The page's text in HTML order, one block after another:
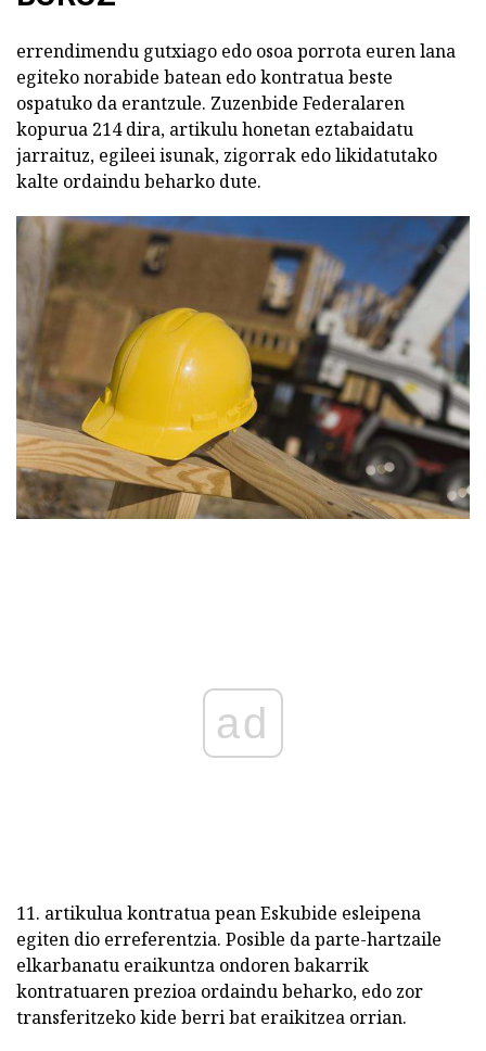
errendimendu gutxiago edo osoa porrota euren lana
egiteko norabide batean edo kontratua beste
ospatuko da erantzule. Zuzenbide Federalaren
kopurua 214 dira, artikulu honetan eztabaidatu
jarraituz, egileei isunak, zigorrak edo likidatutako
kalte ordaindu beharko dute.
ad
11. artikulua kontratua pean Eskubide esleipena
egiten dio erreferentzia. Posible da parte-hartzaile
elkarbanatu eraikuntza ondoren bakarrik
kontratuaren prezioa ordaindu beharko, edo zor
transferitzeko kide berri bat eraikitzea orrian.